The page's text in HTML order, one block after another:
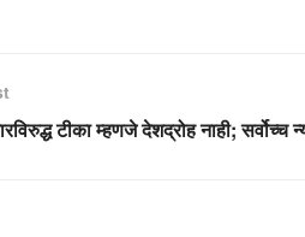
टीका म्हणजे देशद्रोह नाही; सर्वोच्च